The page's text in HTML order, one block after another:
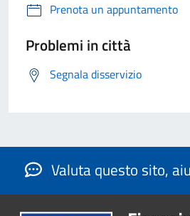
Prenota un appuntamento
Problemi in città
Segnala disservizio
Valuta questo sito,